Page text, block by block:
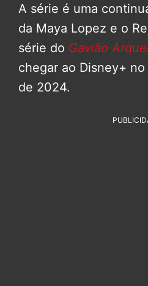
A série é uma
da Maya Lopez e o
série do Gavião
chegar ao Disney+
de 2024.